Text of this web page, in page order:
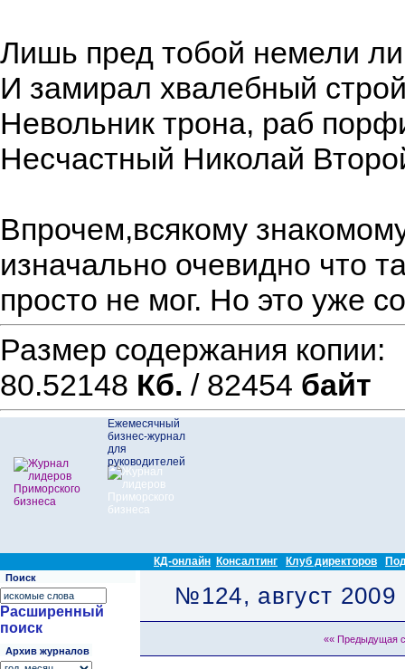
Лишь пред тобой немели
И замирал хвалебный
Невольник трона, раб
Несчастный Николай
Впрочем,всякому
изначально очевидно что
просто не мог. Но это уже
Размер содержания
80.52148 Кб. / 82454 байт
Ежемесячный
бизнес-журнал
для
руководителей
КД-онлайн Консалтинг Клуб директоров
Поиск
Расширенный
поиск
Архив журналов
№124, август 2009
«« Предыдущая